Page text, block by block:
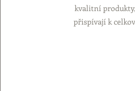
kvalitní
přispívají k